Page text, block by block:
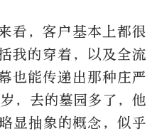
看，客户基本上都很
我的穿着，以及全流
也能传递出那种庄严
，去的墓园多了，他
显抽象的概念，似乎